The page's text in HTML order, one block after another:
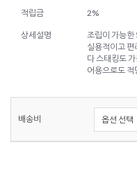
적립금 2%
상세설명
조립이 가능한
실용적이고 편
다 스태킹도
어용으로도
배송비